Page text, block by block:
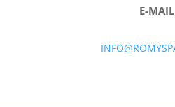
E-MAIL